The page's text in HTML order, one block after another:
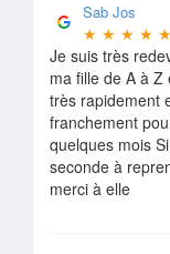
Sab Jos
★ ★ ★ ★ ★
Je suis très
ma fille de A à
très rapidement
franchement
quelques mois
seconde à
merci à elle